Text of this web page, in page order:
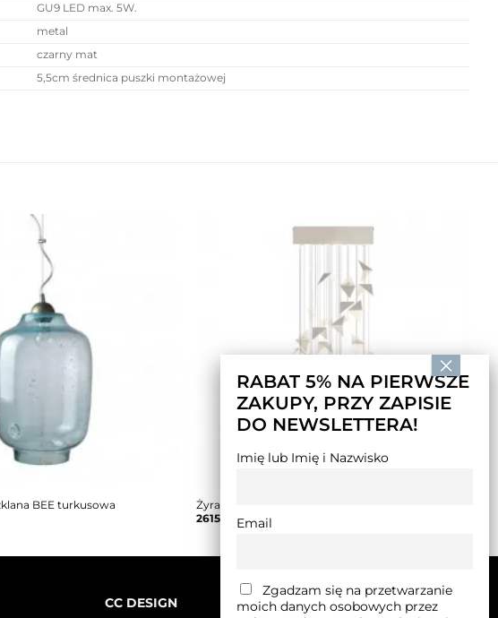
GU9 LED max. 5W.
metal
czarny mat
5,5cm średnica puszki montażowej
BEE turkusowa
Żyrandol PORTAL kremowy
2615,00zł–2745,00
CC DESIGN
RABAT 5% NA PIERWSZE
ZAKUPY, PRZY ZAPISIE
DO NEWSLETTERA!
Imię lub Imię i Nazwisko
Email
Zgadzam się na przetwarzanie
moich danych osobowych przez